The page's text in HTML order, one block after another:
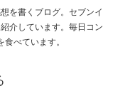
を書くブログ。セブンイ
介しています。毎日コン
べています。